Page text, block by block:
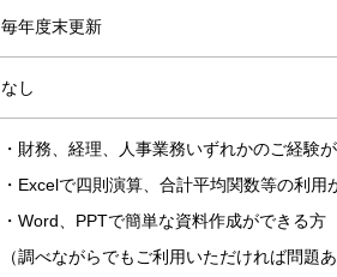
毎年度末更新
なし
・財務、経理、人事業務いずれかのご経験
・Excelで四則演算、合計平均関数等の利用
・Word、PPTで簡単な資料作成ができる方
（調べながらでもご利用いただければ問題